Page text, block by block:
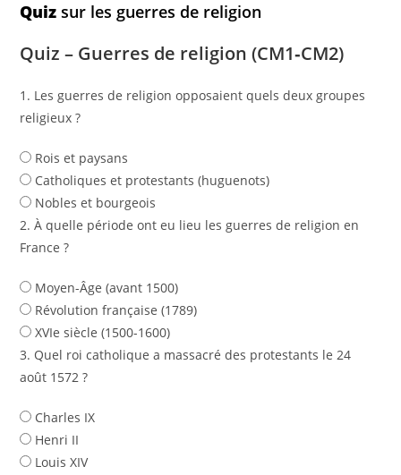
Quiz sur les guerres de religion
Quiz – Guerres de religion (CM1‑CM2)
1. Les guerres de religion opposaient quels deux groupes
religieux ?
Rois et paysans
Catholiques et protestants (huguenots)
Nobles et bourgeois
2. À quelle période ont eu lieu les guerres de religion en
France ?
Moyen-Âge (avant 1500)
Révolution française (1789)
XVIe siècle (1500-1600)
3. Quel roi catholique a massacré des protestants le 24
août 1572 ?
Charles IX
Henri II
Louis XIV